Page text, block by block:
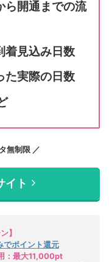
ら開通までの流
着見込み日数
た実際の日数
無制限 ／
イト
】
でポイント還元
：最大11,000pt